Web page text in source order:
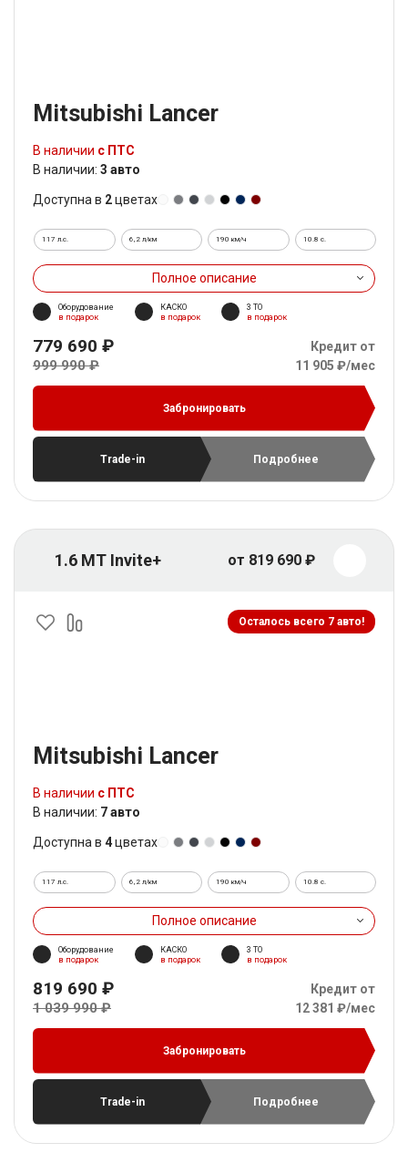
Mitsubishi Lancer
В наличии с ПТС
В наличии: 3 авто
Доступна в 2цветах
117 л.с. 6,2 л/км 190 км/ч 10.8 c.
Полное описание
Оборудование
в подарок
КАСКО
в подарок
3 ТО
в подарок
779 690 ₽
999 990 ₽
Кредит от
11 905 ₽/мес
Забронировать
Trade-in Подробнее
1.6 MT Invite+ от 819 690 ₽
Осталось всего 7 авто!
Mitsubishi Lancer
В наличии с ПТС
В наличии: 7 авто
Доступна в 4цветах
117 л.с. 6,2 л/км 190 км/ч 10.8 c.
Полное описание
Оборудование
в подарок
КАСКО
в подарок
3 ТО
в подарок
819 690 ₽
1 039 990 ₽
Кредит от
12 381 ₽/мес
Забронировать
Trade-in Подробнее